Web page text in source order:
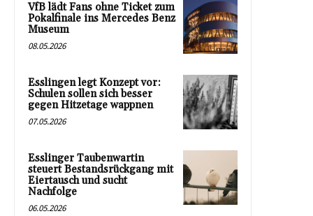
VfB lädt Fans ohne Ticket zum
Pokalfinale ins Mercedes Benz
Museum
08.05.2026
Esslingen legt Konzept vor:
Schulen sollen sich besser
gegen Hitzetage wappnen
07.05.2026
Esslinger Taubenwartin
steuert Bestandsrückgang mit
Eiertausch und sucht
Nachfolge
06.05.2026